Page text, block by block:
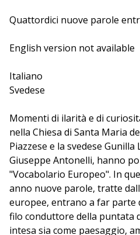
Quattordici nuove parole
Festivaletteratura 2008, il
di voci che innervano e
e le lingue europee: voci
parole e a spiegarne i
personale rapporto con
redazione del vocabolario
della lingua.
English version not available
Italiano
Svedese
Momenti di ilarità e di
nella Chiesa di Santa Maria
Piazzese e la svedese
Giuseppe Antonelli, hanno
"Vocabolario Europeo". In
anno nuove parole, tratte
europee, entrano a far parte
filo conduttore della puntata
intesa sia come paesaggio,